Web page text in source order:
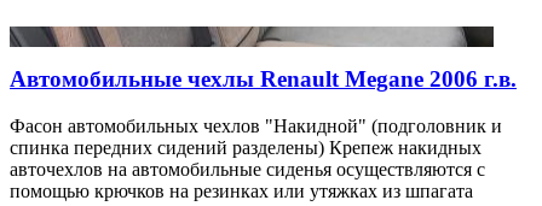
Автомобильные чехлы Renault Megane 2006 г.в.
Фасон автомобильных чехлов "Накидной" (подголовник и
спинка передних сидений разделены) Крепеж накидных
авточехлов на автомобильные сиденья осуществляются с
помощью крючков на резинках или утяжках из шпагата